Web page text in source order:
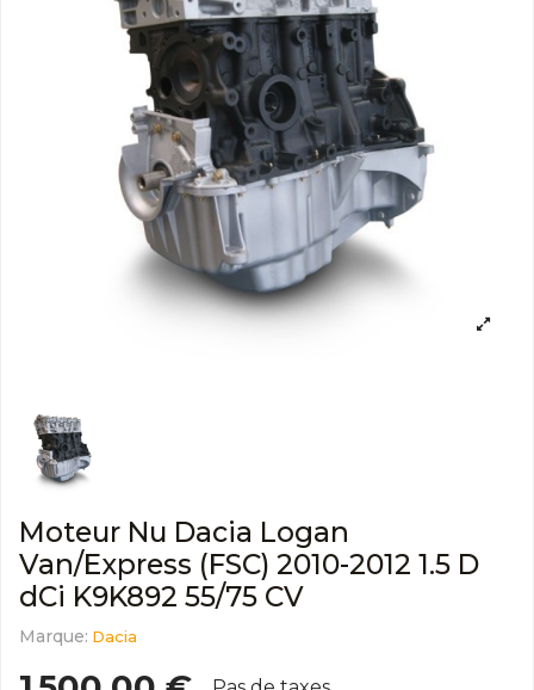
Moteur Nu Dacia Logan
Van/Express (FSC) 2010-2012 1.5 D
dCi K9K892 55/75 CV
Marque: Dacia